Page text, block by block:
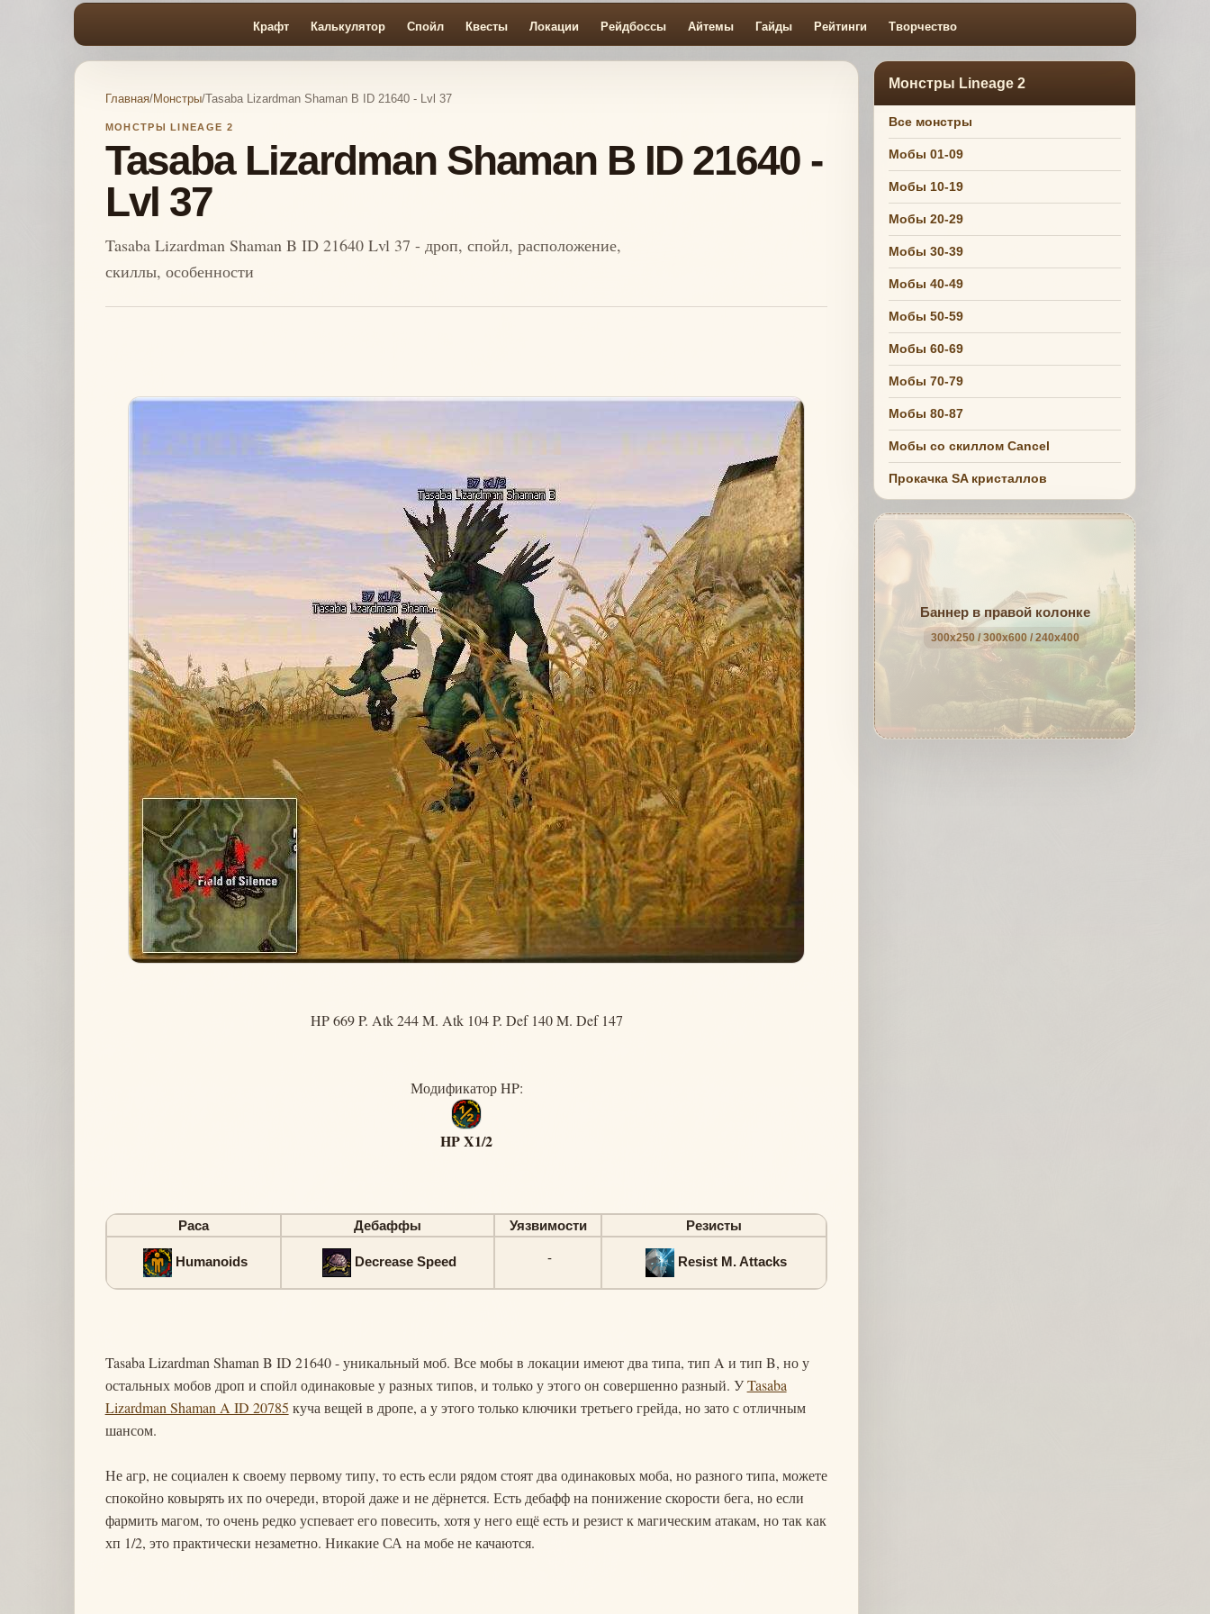
Крафт Калькулятор Спойл Квесты Локации Рейдбоссы Айтемы Гайды Рейтинги Творчество
Главная/Монстры/Tasaba Lizardman Shaman B ID 21640 - Lvl 37
МОНСТРЫ LINEAGE 2
Tasaba Lizardman Shaman B ID 21640 -
Lvl 37
Tasaba Lizardman Shaman B ID 21640 Lvl 37 - дроп, спойл, расположение,
скиллы, особенности
HP 669 P. Atk 244 M. Atk 104 P. Def 140 M. Def 147
Модификатор HP:
HP X1/2
Раса Дебаффы Уязвимости Резисты
Humanoids Decrease Speed - Resist M. Attacks
Tasaba Lizardman Shaman B ID 21640 - уникальный моб. Все мобы в локации имеют два типа, тип A и тип B, но у
остальных мобов дроп и спойл одинаковые у разных типов, и только у этого он совершенно разный. УTasaba
Lizardman Shaman A ID 20785 куча вещей в дропе, а у этого только ключики третьего грейда, но зато с отличным
шансом.
Не агр, не социален к своему первому типу, то есть если рядом стоят два одинаковых моба, но разного типа, можете
спокойно ковырять их по очереди, второй даже и не дёрнется. Есть дебафф на понижение скорости бега, но если
фармить магом, то очень редко успевает его повесить, хотя у него ещё есть и резист к магическим атакам, но так как
хп 1/2, это практически незаметно. Никакие СА на мобе не качаются.
Монстры Lineage 2
Все монстры
Мобы 01-09
Мобы 10-19
Мобы 20-29
Мобы 30-39
Мобы 40-49
Мобы 50-59
Мобы 60-69
Мобы 70-79
Мобы 80-87
Мобы со скиллом Cancel
Прокачка SA кристаллов
Баннер в правой колонке
300x250 / 300x600 / 240x400